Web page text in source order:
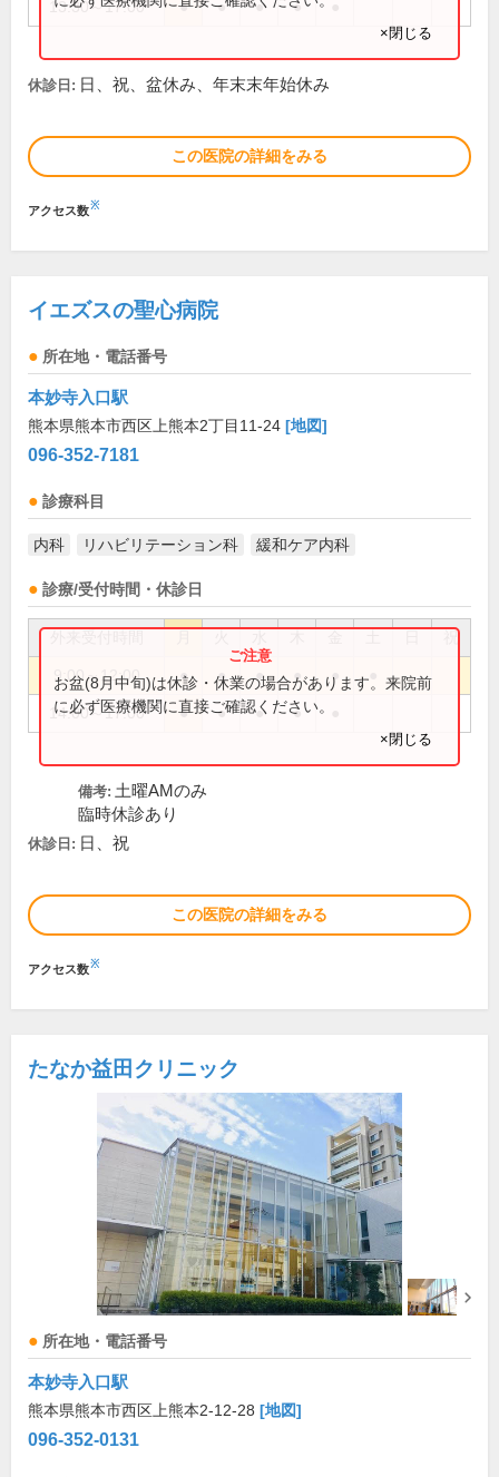
13:30～17:00 ● ● ● ●
×閉じる
休診日: 日、祝、盆休み、年末末年始休み
この医院の詳細をみる
アクセス数※
イエズスの聖心病院
所在地・電話番号
本妙寺入口駅
熊本県熊本市西区上熊本2丁目11-24 [地図]
096-352-7181
診療科目
内科 リハビリテーション科 緩和ケア内科
診療/受付時間・休診日
祝
9:00～12:00 ● ● ● ● ●
14:00～17:00 ● ● ● ●
お盆(8月中旬)は休診・休業の場合があります。来院前
に必ず医療機関に直接ご確認ください。
×閉じる
備考: 土曜AMのみ
臨時休診あり
休診日: 日、祝
この医院の詳細をみる
アクセス数※
たなか益田クリニック
所在地・電話番号
本妙寺入口駅
熊本県熊本市西区上熊本2-12-28 [地図]
096-352-0131